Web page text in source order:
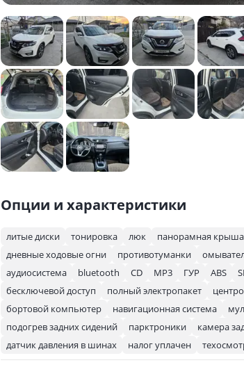
Опции и характеристики
литые диски тонировка люк панорамная крыша
дневные ходовые огни
противотуманки
аудиосистема
bluetooth CD MP3 ГУР ABS
бесключевой доступ
полный электропакет
бортовой компьютер
навигационная система
подогрев задних сидений
парктроники камера
датчик давления в шинах
налог уплачен